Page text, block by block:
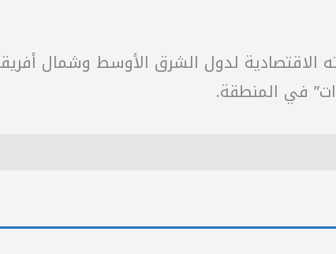
الاقتصادية لدول الشرق الأوسط وشمال
في المنطقة.